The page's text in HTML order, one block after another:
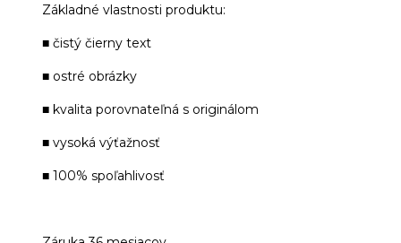
Základné vlastnosti produktu:
■ čistý čierny text
■ ostré obrázky
■ kvalita porovnateľná s originálom
■ vysoká výťažnosť
■ 100% spoľahlivosť